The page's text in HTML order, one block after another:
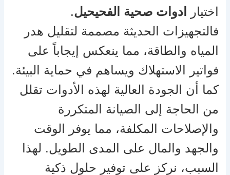
اختيار
ادوات صحية الفحيحيل.
فالتجهيزات الحديثة مصممة لتقليل هدر
المياه والطاقة، مما ينعكس إيجاباً على
فواتير الاستهلاك ويساهم في حماية البيئة.
كما أن الجودة العالية لهذه الأدوات تقلل
من الحاجة إلى الصيانة المتكررة
والإصلاحات المكلفة، مما يوفر الوقت
والجهد والمال على المدى الطويل. لهذا
السبب، نركز على توفير حلول ذكية